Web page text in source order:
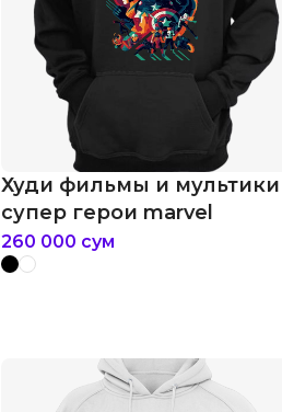
Худи фильмы и мультики
супер герои marvel
260 000 сум